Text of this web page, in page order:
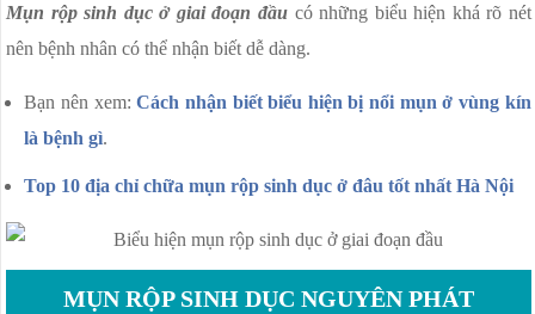
PHÒNG KHÁM PHỤ KHOA
VIÊM CỔ TỬ CUNG
Mụn rộp sinh dục ở giai đoạn đầu có những biểu hiện khá rõ nét
nên bệnh nhân có thể nhận biết dễ dàng.
Bạn nên xem:Cách nhận biết biểu hiện bị nổi mụn ở vùng kín
là bệnh gì.
Top 10 địa chỉ chữa mụn rộp sinh dục ở đâu tốt nhất Hà Nội
MỤN RỘP SINH DỤC NGUYÊN PHÁT